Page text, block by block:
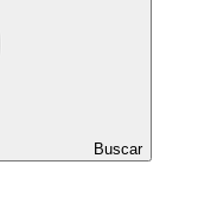
Buscar